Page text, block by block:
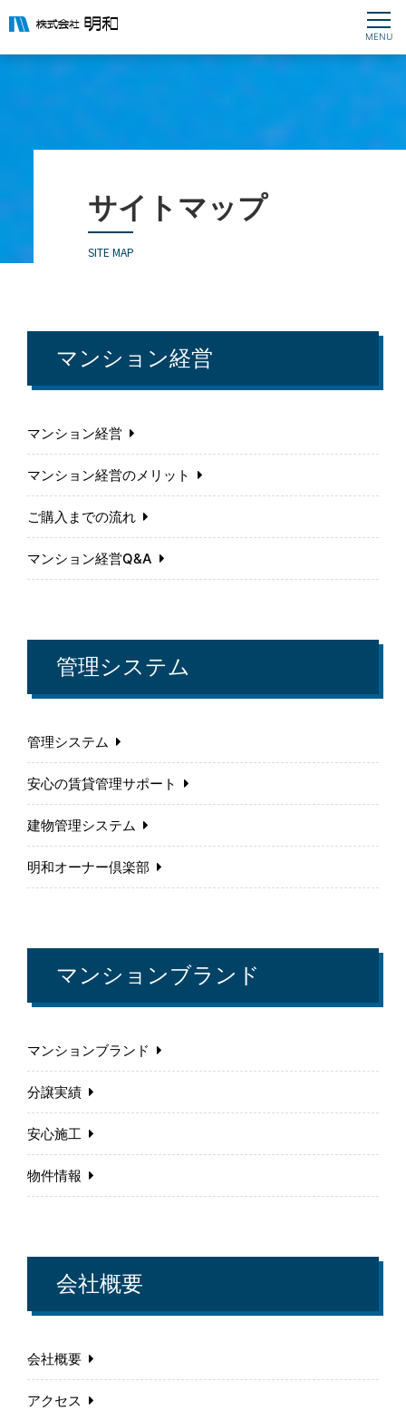
サイトマップ
SITE MAP
マンション経営
マンション経営
マンション経営のメリット
ご購入までの流れ
マンション経営Q&A
管理システム
管理システム
安心の賃貸管理サポート
建物管理システム
明和オーナー倶楽部
マンションブランド
マンションブランド
分譲実績
安心施工
物件情報
会社概要
会社概要
アクセス